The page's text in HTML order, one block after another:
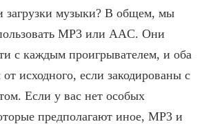
загрузки музыки? В общем, мы
MP3 или AAC. Они
с каждым проигрывателем, и оба
исходного, если закодированы с
Если у вас нет особых
предполагают иное, MP3 и